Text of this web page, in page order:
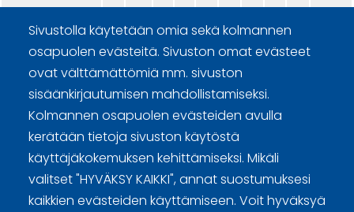
Sivustolla käytetään omia sekä kolmannen
osapuolen evästeitä. Sivuston omat evästeet
ovat välttämättömiä mm. sivuston
sisäänkirjautumisen mahdollistamiseksi.
Kolmannen osapuolen evästeiden avulla
kerätään tietoja sivuston käytöstä
käyttäjäkokemuksen kehittämiseksi. Mikäli
valitset "HYVÄKSY KAIKKI", annat suostumuksesi
kaikkien evästeiden käyttämiseen. Voit hyväksyä
Curling Finland
Curling.fi